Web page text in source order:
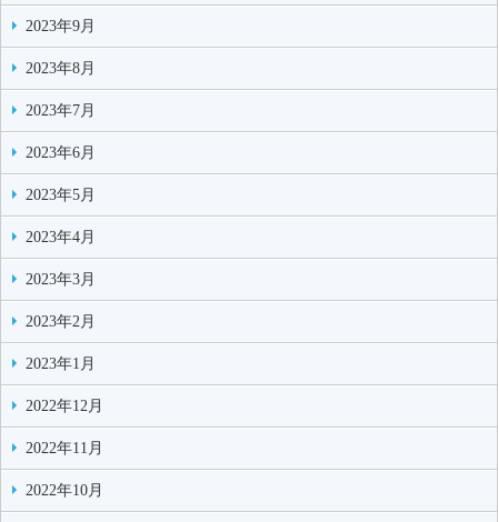
2023年9月
2023年8月
2023年7月
2023年6月
2023年5月
2023年4月
2023年3月
2023年2月
2023年1月
2022年12月
2022年11月
2022年10月